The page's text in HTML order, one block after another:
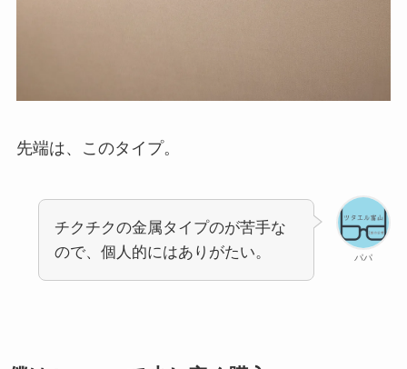
先端は、このタイプ。
パパ
チクチクの金属タイプのが苦手な
ので、個人的にはありがたい。